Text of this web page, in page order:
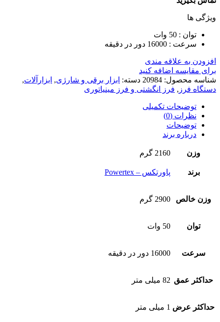
ویژگی ها
توان : 50 وات
سرعت : 16000 دور در دقیقه
افزودن به علاقه مندی
برای مقایسه اضافه کنید
شناسه محصول: 20984 دسته: ابزار برقی و شارژی, ابزارآلات,
دستگاه فرز , فرز انگشتی و فرز مینیاتوری
توضیحات تکمیلی
نظرات (0)
توضیحات
درباره برند
وزن 2160 گرم
برند پاورتکس – Powertex
وزن خالص 2900 گرم
توان 50 وات
سرعت 16000 دور در دقیقه
حداکثر عمق 82 میلی متر
حداکثر عرض 1 میلی متر